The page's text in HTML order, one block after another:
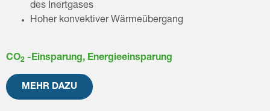
des Inertgases
Hoher konvektiver Wärmeübergang
CO2 -Einsparung, Energieeinsparung
MEHR DAZU